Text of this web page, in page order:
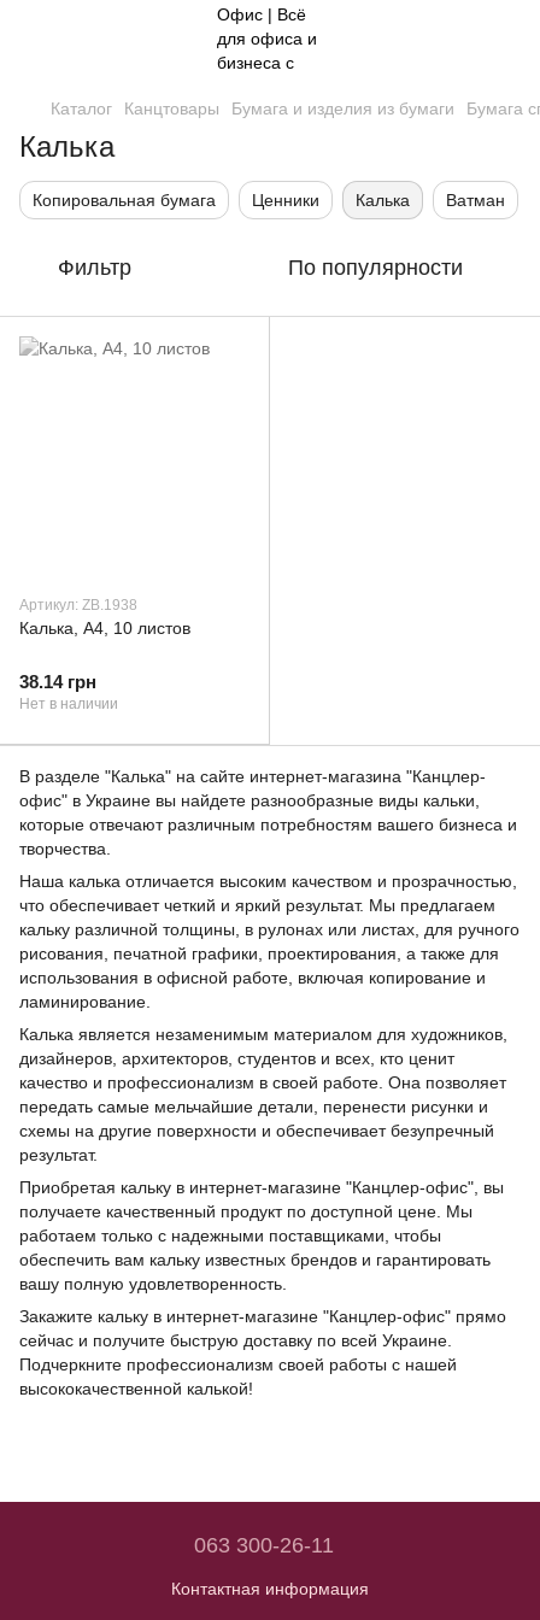
Каталог Канцтовары Бумага и изделия из бумаги Бумага
Калька
Копировальная бумага Ценники Калька Ватман
Фильтр По популярности
Артикул: ZB.1938
Калька, А4, 10 листов
38.14 грн
Нет в наличии
В разделе "Калька" на сайте интернет-магазина "Канцлер-
офис" в Украине вы найдете разнообразные виды кальки,
которые отвечают различным потребностям вашего бизнеса и
творчества.
Наша калька отличается высоким качеством и прозрачностью,
что обеспечивает четкий и яркий результат. Мы предлагаем
кальку различной толщины, в рулонах или листах, для ручного
рисования, печатной графики, проектирования, а также для
использования в офисной работе, включая копирование и
ламинирование.
Калька является незаменимым материалом для художников,
дизайнеров, архитекторов, студентов и всех, кто ценит
качество и профессионализм в своей работе. Она позволяет
передать самые мельчайшие детали, перенести рисунки и
схемы на другие поверхности и обеспечивает безупречный
результат.
Приобретая кальку в интернет-магазине "Канцлер-офис", вы
получаете качественный продукт по доступной цене. Мы
работаем только с надежными поставщиками, чтобы
обеспечить вам кальку известных брендов и гарантировать
вашу полную удовлетворенность.
Закажите кальку в интернет-магазине "Канцлер-офис" прямо
сейчас и получите быструю доставку по всей Украине.
Подчеркните профессионализм своей работы с нашей
высококачественной калькой!
063 300-26-11
Контактная информация